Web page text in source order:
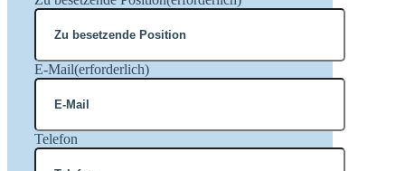
E-Mail(erforderlich)
Telefon